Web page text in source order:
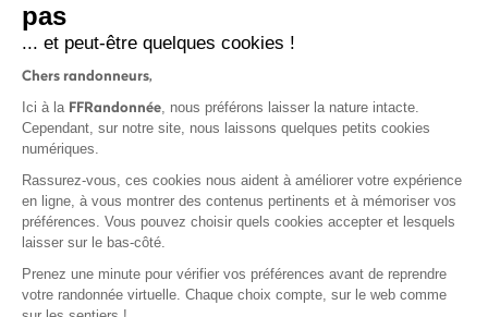
Protection des données
Politique de confidentialité
pas
... et peut-être quelques cookies !
Chers randonneurs,
Ici à la FFRandonnée, nous préférons laisser la nature intacte.
Cependant, sur notre site, nous laissons quelques petits cookies
numériques.
Rassurez-vous, ces cookies nous aident à améliorer votre expérience
en ligne, à vous montrer des contenus pertinents et à mémoriser vos
préférences. Vous pouvez choisir quels cookies accepter et lesquels
laisser sur le bas-côté.
Prenez une minute pour vérifier vos préférences avant de reprendre
votre randonnée virtuelle. Chaque choix compte, sur le web comme